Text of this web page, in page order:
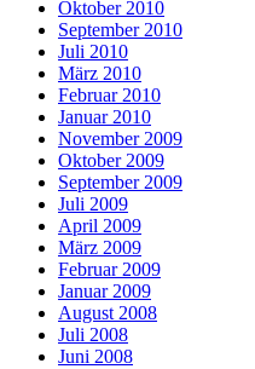
Oktober 2010
September 2010
Juli 2010
März 2010
Februar 2010
Januar 2010
November 2009
Oktober 2009
September 2009
Juli 2009
April 2009
März 2009
Februar 2009
Januar 2009
August 2008
Juli 2008
Juni 2008